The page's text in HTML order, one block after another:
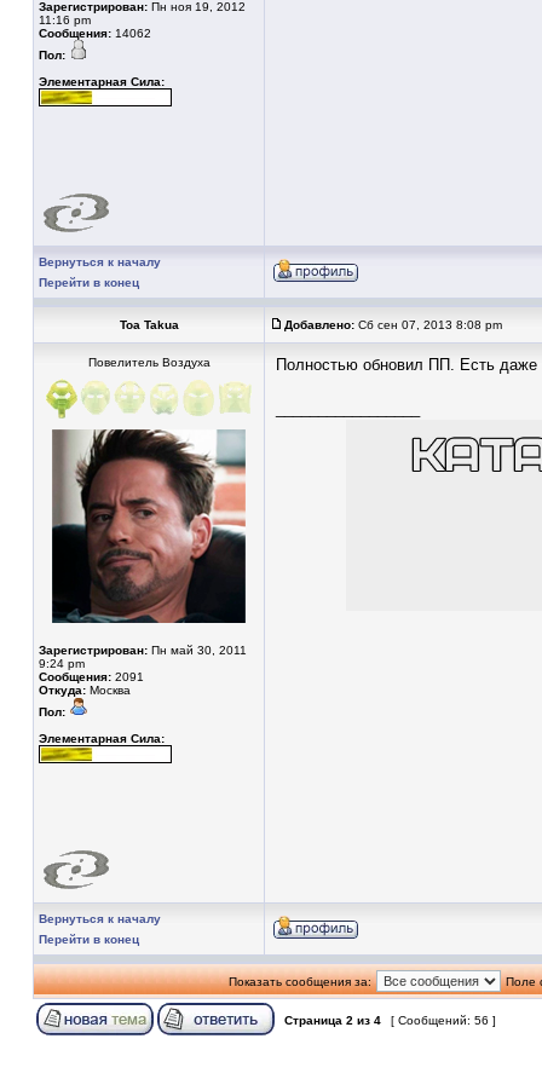
Зарегистрирован: Пн ноя 19, 2012
11:16 pm
Сообщения: 14062
Пол:
Элементарная Сила:
Вернуться к началу
Перейти в конец
Toa Takua Добавлено: Сб сен 07, 2013 8:08 pm
Повелитель Воздуха
Зарегистрирован: Пн май 30, 2011
9:24 pm
Сообщения: 2091
Откуда: Москва
Пол:
Элементарная Сила:
Полностью обновил ПП. Есть
Вернуться к началу
Перейти в конец
Показать сообщения за: Поле
Страница 2 из 4 [ Сообщений: 56 ]